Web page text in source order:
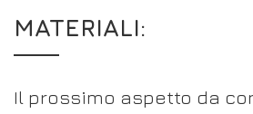
MATERIALI:
Il prossimo aspetto da